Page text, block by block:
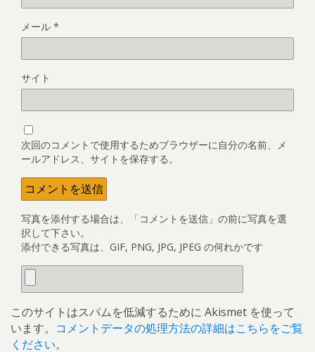
メール *
サイト
次回のコメントで使用するためブラウザーに自分の名前、メ
ールアドレス、サイトを保存する。
写真を添付する場合は、「コメントを送信」の前に写真を選
択して下さい。
添付できる写真は、GIF, PNG, JPG, JPEG の何れかです
このサイトはスパムを低減するために Akismet を使って
います。 コメントデータの処理方法の詳細はこちらをご覧
ください。